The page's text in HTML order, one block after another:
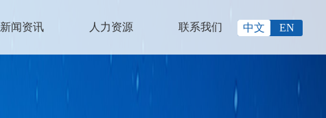
中文 EN
新闻资讯 人力资源 联系我们